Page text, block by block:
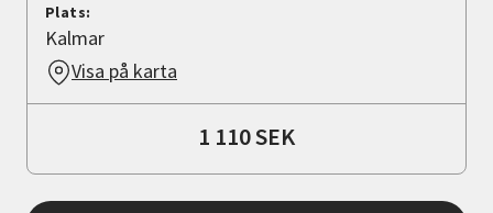
Plats:
Kalmar
Visa på karta
1 110 SEK